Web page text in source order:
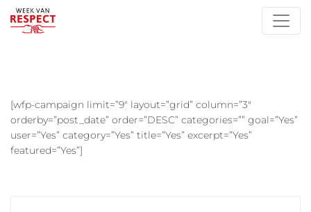
[wfp-campaign limit=”9″ layout=”grid” column=”3″
orderby=”post_date” order=”DESC” categories=”” goal=”Yes”
user=”Yes” category=”Yes” title=”Yes” excerpt=”Yes”
featured=”Yes”]